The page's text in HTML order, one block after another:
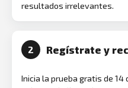
resultados irrelevantes.
2 Regístrate y
Inicia la prueba gratis de